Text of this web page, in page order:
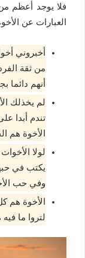
فلا يوجد أعظم
العبارات عن
أخبروني
من ثقة
أنهم دائما
لم يخذلك
تندم أبدا
الأخوة هم
لولا
يكتب في
وفي حب
الأخوة هم
لتروا ما